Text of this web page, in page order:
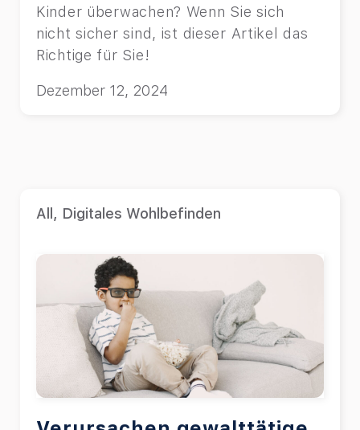
Kinder überwachen? Wenn Sie sich
nicht sicher sind, ist dieser Artikel das
Richtige für Sie!
Dezember 12, 2024
All , Digitales Wohlbefinden